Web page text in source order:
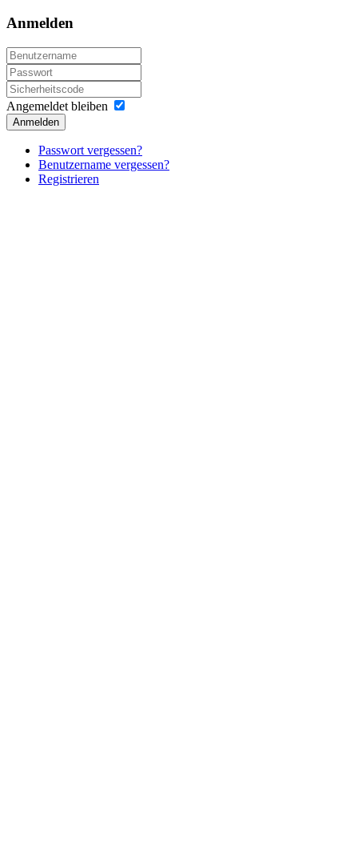
Anmelden
Angemeldet bleiben
Anmelden
Passwort vergessen?
Benutzername vergessen?
Registrieren